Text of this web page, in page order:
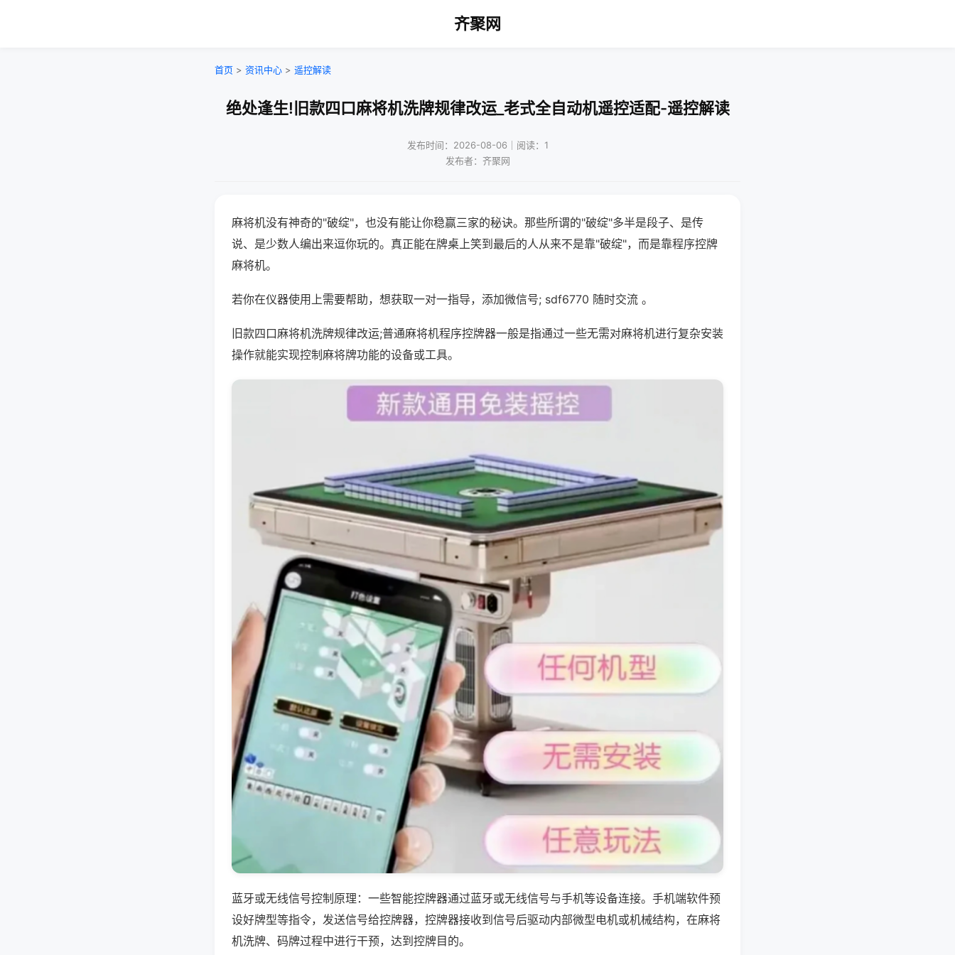
齐聚网
首页 > 资讯中心 > 遥控解读
绝处逢生!旧款四口麻将机洗牌规律改运_老式全自动机遥控适配-遥控解读
发布时间：2026-08-06｜阅读：1
发布者：齐聚网
麻将机没有神奇的"破绽"，也没有能让你稳赢三家的秘诀。那些所谓的"破绽"多半是段子、是传
说、是少数人编出来逗你玩的。真正能在牌桌上笑到最后的人从来不是靠"破绽"，而是靠程序控牌
麻将机。
若你在仪器使用上需要帮助，想获取一对一指导，添加微信号; sdf6770 随时交流 。
旧款四口麻将机洗牌规律改运;普通麻将机程序控牌器一般是指通过一些无需对麻将机进行复杂安装
操作就能实现控制麻将牌功能的设备或工具。
蓝牙或无线信号控制原理：一些智能控牌器通过蓝牙或无线信号与手机等设备连接。手机端软件预
设好牌型等指令，发送信号给控牌器，控牌器接收到信号后驱动内部微型电机或机械结构，在麻将
机洗牌、码牌过程中进行干预，达到控牌目的。